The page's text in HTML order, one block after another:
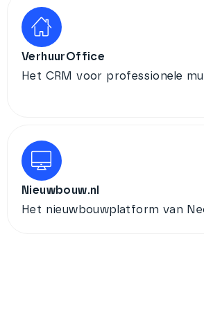
VerhuurOffice
Het CRM voor professionele
Nieuwbouw.nl
Het nieuwbouwplatform van